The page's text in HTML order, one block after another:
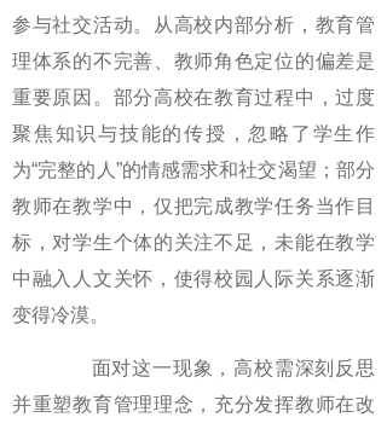
参与社交活动。从高校内部分析，教育管
理体系的不完善、教师角色定位的偏差是
重要原因。部分高校在教育过程中，过度
聚焦知识与技能的传授，忽略了学生作
为“完整的人”的情感需求和社交渴望；部分
教师在教学中，仅把完成教学任务当作目
标，对学生个体的关注不足，未能在教学
中融入人文关怀，使得校园人际关系逐渐
变得冷漠。
面对这一现象，高校需深刻反思
并重塑教育管理理念，充分发挥教师在改